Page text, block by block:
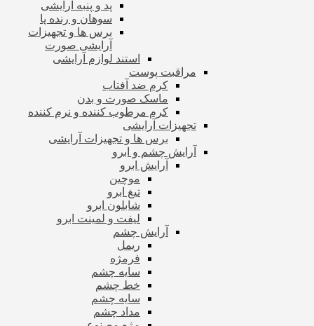
پد و پنبه آرایشی
سوهان و رنده پا
برس ها و تجهیزات
آرایشی صورت
استند لوازم آرایشی
مراقبت پوست
کرم ضد آفتاب
ماسک صورت و بدن
کرم مرطوب کننده و نرم کننده
تجهیزات آرایشی
برس ها و تجهیزات آرایشی
آرایش چشم و ابرو
آرایش ابرو
موچین
تیغ ابرو
شابلون ابرو
لیفت و لمینت ابرو
آرایش چشم
ریمل
فرمژه
سایه چشم
خط چشم
سایه چشم
مداد چشم